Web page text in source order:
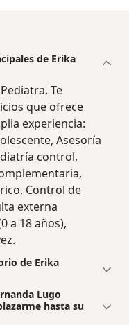
de Erika
Te
que ofrece
experiencia:
Asesoría
control,
Control de
externa
a 18 años),
de Erika
Lugo
hasta su